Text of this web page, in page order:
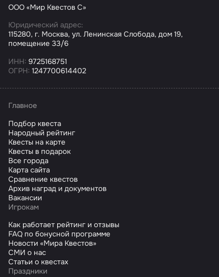
ООО «Мир Квестов С»
Юридический адрес:
115280, г. Москва, ул. Ленинская Слобода, дом 19,
помещение 33/6
ИНН: 9725168751
ОГРН: 1247700614402
Главное
Подбор квеста
Народный рейтинг
Квесты на карте
Квесты в подарок
Все города
Карта сайта
Сравнение квестов
Архив наград и документов
Вакансии
Игрокам
Как работает рейтинг и отзывы
FAQ по бонусной программе
Новости «Мира Квестов»
СМИ о нас
Статьи о квестах
Праздники